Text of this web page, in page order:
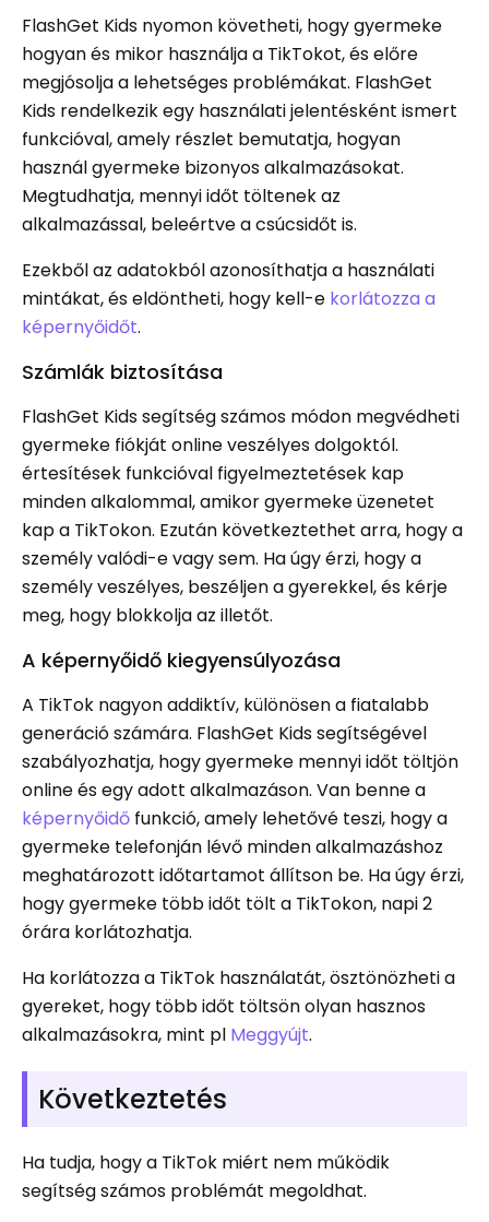
FlashGet Kids nyomon követheti, hogy gyermeke
hogyan és mikor használja a TikTokot, és előre
megjósolja a lehetséges problémákat. FlashGet
Kids rendelkezik egy használati jelentésként ismert
funkcióval, amely részlet bemutatja, hogyan
használ gyermeke bizonyos alkalmazásokat.
Megtudhatja, mennyi időt töltenek az
alkalmazással, beleértve a csúcsidőt is.
Ezekből az adatokból azonosíthatja a használati
mintákat, és eldöntheti, hogy kell-e korlátozza a
képernyőidőt.
Számlák biztosítása
FlashGet Kids segítség számos módon megvédheti
gyermeke fiókját online veszélyes dolgoktól.
értesítések funkcióval figyelmeztetések kap
minden alkalommal, amikor gyermeke üzenetet
kap a TikTokon. Ezután következtethet arra, hogy a
személy valódi-e vagy sem. Ha úgy érzi, hogy a
személy veszélyes, beszéljen a gyerekkel, és kérje
meg, hogy blokkolja az illetőt.
A képernyőidő kiegyensúlyozása
A TikTok nagyon addiktív, különösen a fiatalabb
generáció számára. FlashGet Kids segítségével
szabályozhatja, hogy gyermeke mennyi időt töltjön
online és egy adott alkalmazáson. Van benne a
képernyőidő funkció, amely lehetővé teszi, hogy a
gyermeke telefonján lévő minden alkalmazáshoz
meghatározott időtartamot állítson be. Ha úgy érzi,
hogy gyermeke több időt tölt a TikTokon, napi 2
órára korlátozhatja.
Ha korlátozza a TikTok használatát, ösztönözheti a
gyereket, hogy több időt töltsön olyan hasznos
alkalmazásokra, mint pl Meggyújt.
Következtetés
Ha tudja, hogy a TikTok miért nem működik
segítség számos problémát megoldhat.